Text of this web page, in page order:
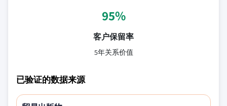
95%
客户保留率
5年关系价值
已验证的数据来源